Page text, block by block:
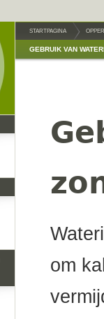
STARTPAGINA
GEBRUIK VAN
om